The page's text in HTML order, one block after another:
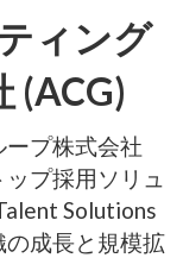
ィング
(ACG)
プ株式会社
プ採用ソリュ
Solutions
成長と規模拡